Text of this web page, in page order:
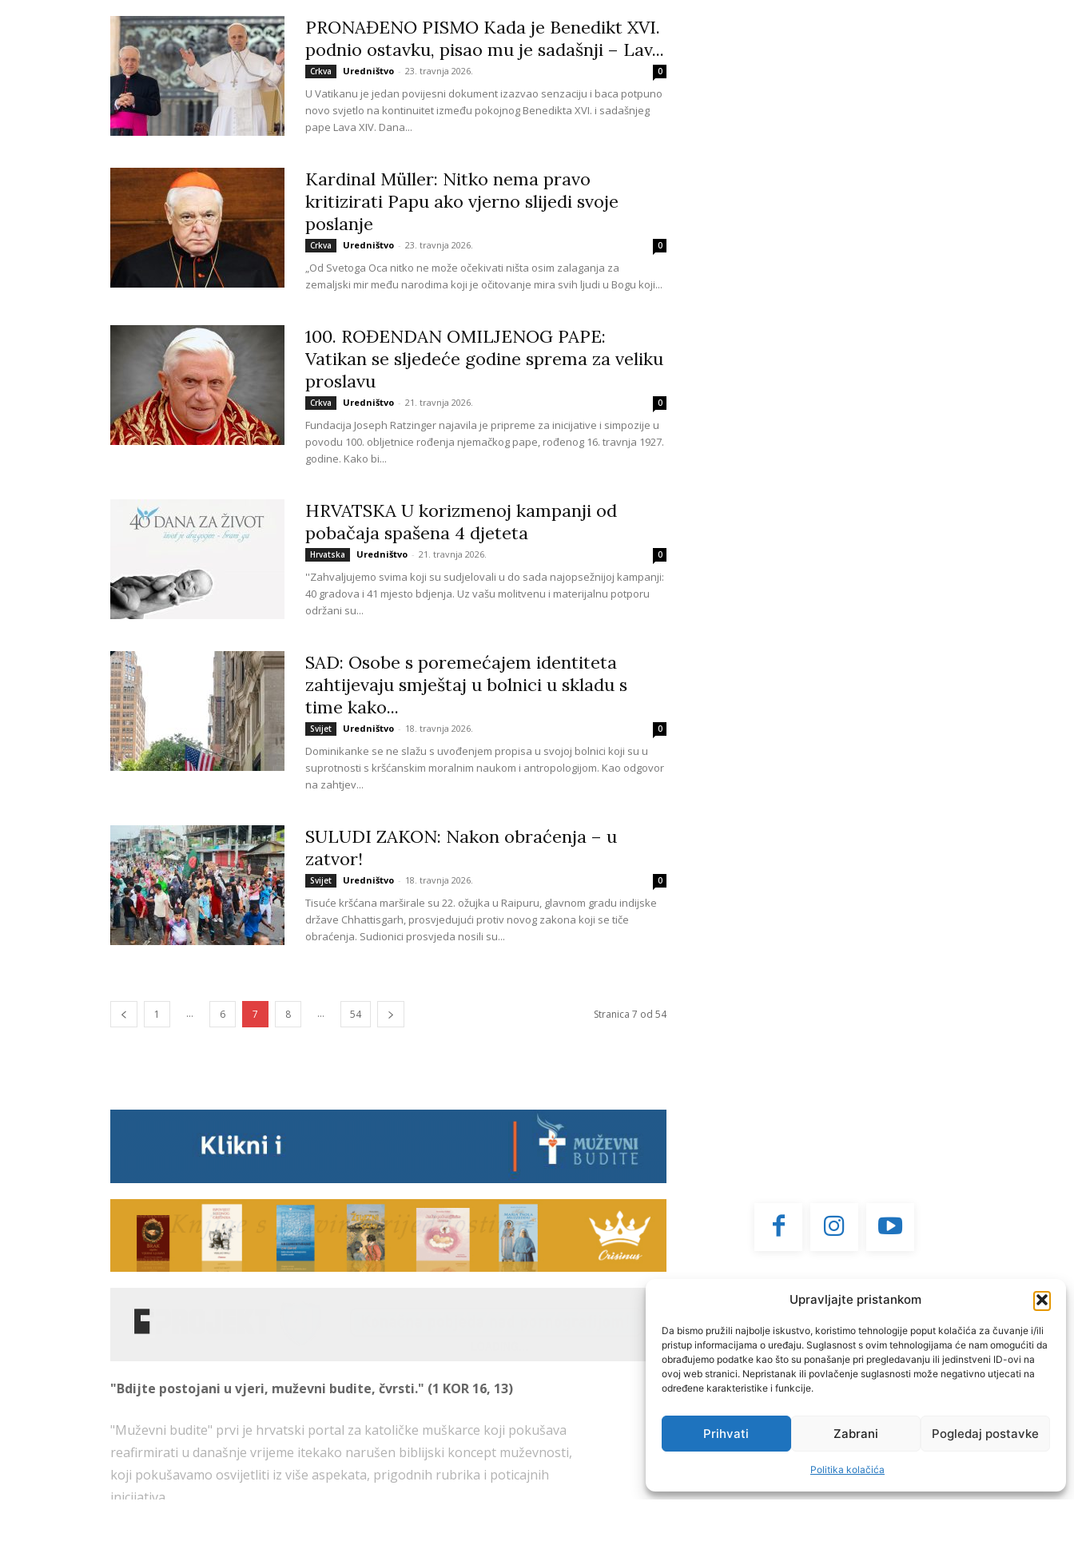
Upravljajte pristankom
Da bismo pružili najbolje iskustvo, koristimo tehnologije poput kolačića za čuvanje i/ili
pristup informacijama o uređaju. Suglasnost s ovim tehnologijama će nam omogućiti da
obrađujemo podatke kao što su ponašanje pri pregledavanju ili jedinstveni ID-ovi na
ovoj web stranici. Nepristanak ili povlačenje suglasnosti može negativno utjecati na
određene karakteristike i funkcije.
Prihvati Zabrani Pogledaj postavke
Politika kolačića
PRONAĐENO PISMO Kada je Benedikt XVI.
podnio ostavku, pisao mu je sadašnji – Lav...
Crkva Uredništvo - 23. travnja 2026. 0
U Vatikanu je jedan povijesni dokument izazvao senzaciju i baca potpuno
novo svjetlo na kontinuitet između pokojnog Benedikta XVI. i sadašnjeg
pape Lava XIV. Dana...
Kardinal Müller: Nitko nema pravo
kritizirati Papu ako vjerno slijedi svoje
poslanje
Crkva Uredništvo - 23. travnja 2026. 0
„Od Svetoga Oca nitko ne može očekivati ništa osim zalaganja za
zemaljski mir među narodima koji je očitovanje mira svih ljudi u Bogu koji...
100. ROĐENDAN OMILJENOG PAPE:
Vatikan se sljedeće godine sprema za veliku
proslavu
Crkva Uredništvo - 21. travnja 2026. 0
Fundacija Joseph Ratzinger najavila je pripreme za inicijative i simpozije u
povodu 100. obljetnice rođenja njemačkog pape, rođenog 16. travnja 1927.
godine. Kako bi...
HRVATSKA U korizmenoj kampanji od
pobačaja spašena 4 djeteta
Hrvatska Uredništvo - 21. travnja 2026. 0
''Zahvaljujemo svima koji su sudjelovali u do sada najopsežnijoj kampanji:
40 gradova i 41 mjesto bdjenja. Uz vašu molitvenu i materijalnu potporu
održani su...
SAD: Osobe s poremećajem identiteta
zahtijevaju smještaj u bolnici u skladu s
time kako...
Svijet Uredništvo - 18. travnja 2026. 0
Dominikanke se ne slažu s uvođenjem propisa u svojoj bolnici koji su u
suprotnosti s kršćanskim moralnim naukom i antropologijom. Kao odgovor
na zahtjev...
SULUDI ZAKON: Nakon obraćenja – u
zatvor!
Svijet Uredništvo - 18. travnja 2026. 0
Tisuće kršćana marširale su 22. ožujka u Raipuru, glavnom gradu indijske
države Chhattisgarh, prosvjedujući protiv novog zakona koji se tiče
obraćenja. Sudionici prosvjeda nosili su...
1 ... 6 7 8 ... 54 Stranica 7 od 54
"Bdijte postojani u vjeri, muževni budite, čvrsti." (1 KOR 16, 13)
"Muževni budite" prvi je hrvatski portal za katoličke muškarce koji pokušava
reafirmirati u današnje vrijeme itekako narušen biblijski koncept muževnosti,
koji pokušavamo osvijetliti iz više aspekata, prigodnih rubrika i poticajnih
inicijativa.